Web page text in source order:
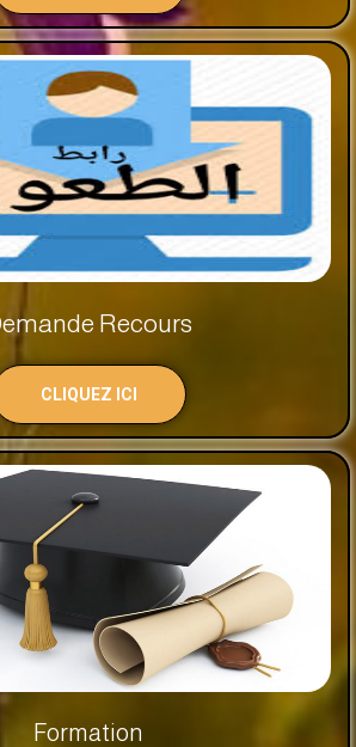
Recours
CLIQUEZ ICI
Formation